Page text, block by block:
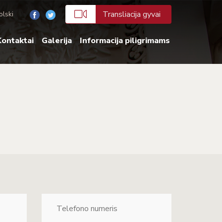
Transliacija gyvai
Galerija Informacija piligrimams